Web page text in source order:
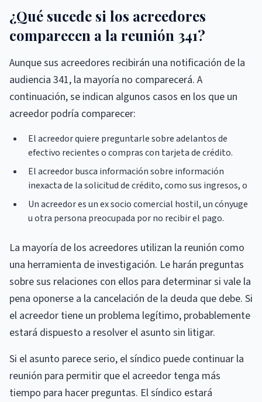
¿Qué sucede si los acreedores
comparecen a la reunión 341?
Aunque sus acreedores recibirán una notificación de la
audiencia 341, la mayoría no comparecerá. A
continuación, se indican algunos casos en los que un
acreedor podría comparecer:
El acreedor quiere preguntarle sobre adelantos de
efectivo recientes o compras con tarjeta de crédito.
El acreedor busca información sobre información
inexacta de la solicitud de crédito, como sus ingresos, o
Un acreedor es un ex socio comercial hostil, un cónyuge
u otra persona preocupada por no recibir el pago.
La mayoría de los acreedores utilizan la reunión como
una herramienta de investigación. Le harán preguntas
sobre sus relaciones con ellos para determinar si vale la
pena oponerse a la cancelación de la deuda que debe. Si
el acreedor tiene un problema legítimo, probablemente
estará dispuesto a resolver el asunto sin litigar.
Si el asunto parece serio, el síndico puede continuar la
reunión para permitir que el acreedor tenga más
tiempo para hacer preguntas. El síndico estará